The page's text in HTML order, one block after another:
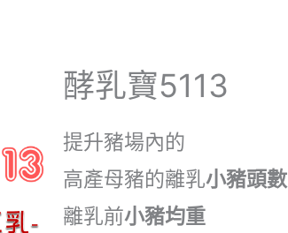
酵乳寶5113
提升豬場內的
高產母豬的離乳小豬頭數
離乳前小豬均重